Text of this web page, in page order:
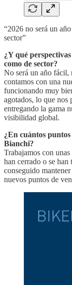
“2026 no será un
sector”
¿Y qué
como de sector?
No será un año fácil,
contamos con una
funcionando muy
agotados, lo que nos
entregando la gama
visibilidad global.
¿En cuántos
Bianchi?
Trabajamos con
han cerrado o se
conseguido
nuevos puntos de